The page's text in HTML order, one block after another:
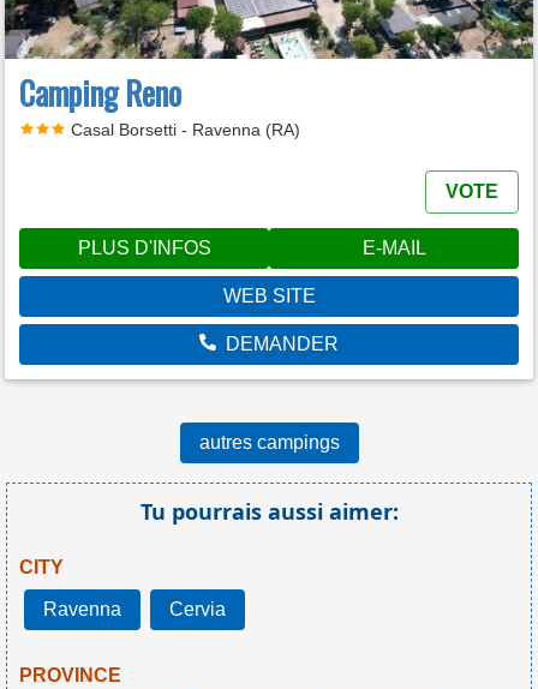
Camping Reno
Casal Borsetti - Ravenna (RA)
VOTE
PLUS D'INFOS E-MAIL
WEB SITE
DEMANDER
autres campings
Tu pourrais aussi aimer:
CITY
Ravenna Cervia
PROVINCE